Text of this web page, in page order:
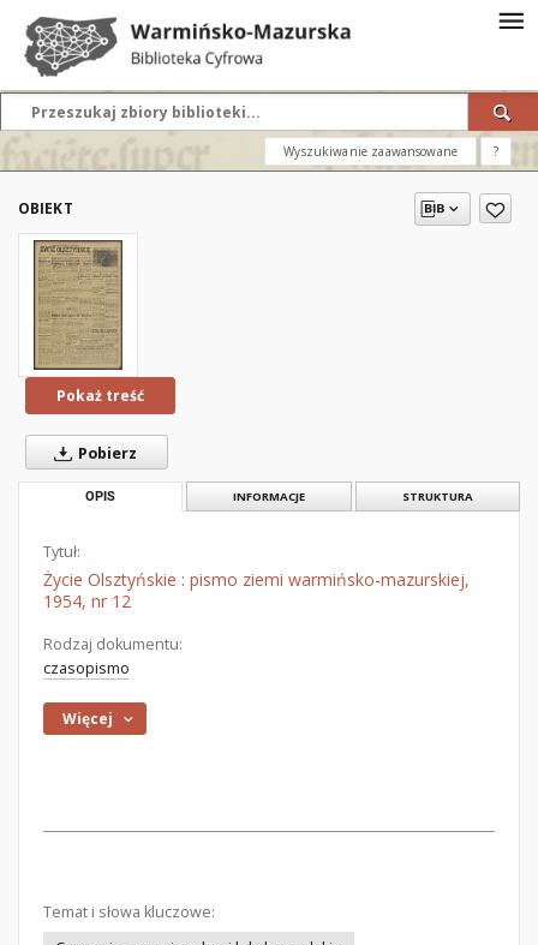
Wyszukiwanie zaawansowane ?
OBIEKT
Pokaż treść
Pobierz
OPIS INFORMACJE STRUKTURA
Tytuł:
Życie Olsztyńskie : pismo ziemi warmińsko-mazurskiej,
1954, nr 12
Rodzaj dokumentu:
czasopismo
Więcej
Temat i słowa kluczowe: